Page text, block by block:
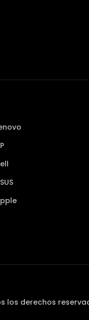
los derechos